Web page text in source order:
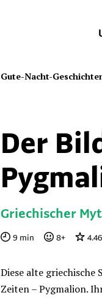
Gute-Nacht-
Der
Griechischer
9 min 8+ 4.46
Diese alte griechische
Zeiten – Pygmalion.